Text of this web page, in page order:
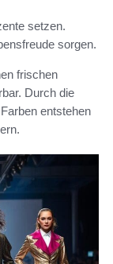
setzen.
sorgen.
frischen
Durch die
entstehen